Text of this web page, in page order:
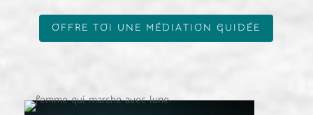
OFFRE TOI UNE MÉDIATION GUIDÉE